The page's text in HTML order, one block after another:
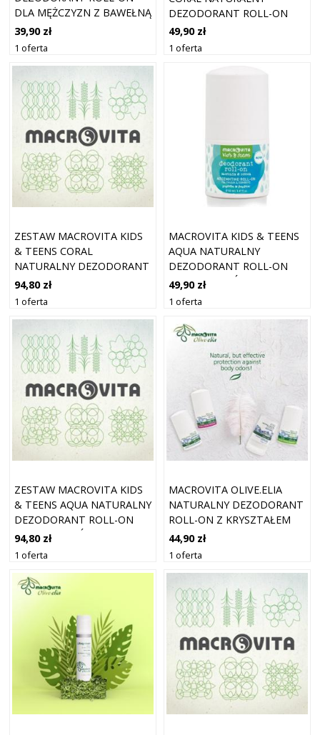
DLA MĘŻCZYZN Z BAWEŁNĄ
I CHMIELEM 50ML
39,90 zł
1 oferta
DEZODORANT ROLL-ON
DLA DZIEWCZYNEK Z
MORINDĄ I FIOŁKIEM 50ML
49,90 zł
1 oferta
ZESTAW MACROVITA KIDS
& TEENS CORAL
NATURALNY DEZODORANT
ROLL-ON DLA
DZIEWCZYNEK Z MORINDĄ I
94,80 zł
1 oferta
MACROVITA KIDS & TEENS
AQUA NATURALNY
DEZODORANT ROLL-ON
DLA CHŁOPCÓW Z
MORINDĄ I BAWEŁNĄ 50ML
49,90 zł
1 oferta
ZESTAW MACROVITA KIDS
& TEENS AQUA NATURALNY
DEZODORANT ROLL-ON
DLA CHŁOPCÓW Z
MORINDĄ I BAWEŁNĄ 50ML
94,80 zł
1 oferta
MACROVITA OLIVE.ELIA
NATURALNY DEZODORANT
ROLL-ON Z KRYSZTAŁEM
GREEN TEA 50ML
44,90 zł
1 oferta